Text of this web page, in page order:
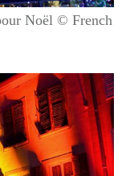
Noël © French